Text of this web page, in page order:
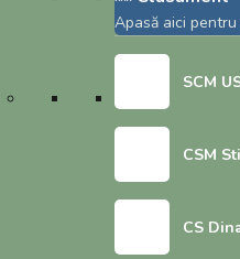
shortcut
Apasă aici
SCM
CSM
CS
partidele
noiembrie
Stejarilor